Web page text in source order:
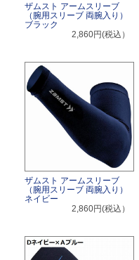
ザムスト アームスリーブ
（腕用スリーブ 両腕入り）
ブラック
2,860円(税込）
ザムスト アームスリーブ
（腕用スリーブ 両腕入り）
ネイビー
2,860円(税込）